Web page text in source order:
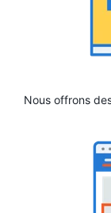
Nous offrons